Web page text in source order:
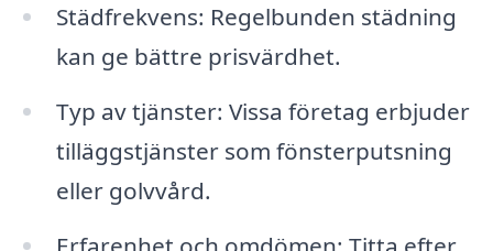
Städfrekvens: Regelbunden städning
kan ge bättre prisvärdhet.
Typ av tjänster: Vissa företag erbjuder
tilläggstjänster som fönsterputsning
eller golvvård.